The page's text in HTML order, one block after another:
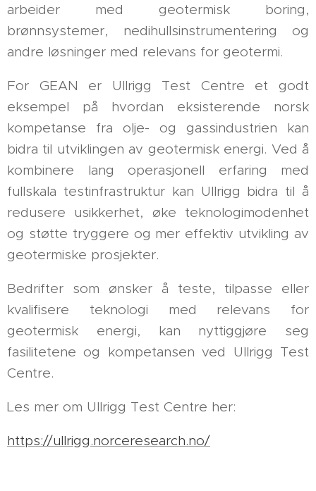
arbeider med geotermisk boring,
brønnsystemer, nedihullsinstrumentering og
andre løsninger med relevans for geotermi.
For GEAN er Ullrigg Test Centre et godt
eksempel på hvordan eksisterende norsk
kompetanse fra olje- og gassindustrien kan
bidra til utviklingen av geotermisk energi. Ved å
kombinere lang operasjonell erfaring med
fullskala testinfrastruktur kan Ullrigg bidra til å
redusere usikkerhet, øke teknologimodenhet
og støtte tryggere og mer effektiv utvikling av
geotermiske prosjekter.
Bedrifter som ønsker å teste, tilpasse eller
kvalifisere teknologi med relevans for
geotermisk energi, kan nyttiggjøre seg
fasilitetene og kompetansen ved Ullrigg Test
Centre.
Les mer om Ullrigg Test Centre her:
https://ullrigg.norceresearch.no/